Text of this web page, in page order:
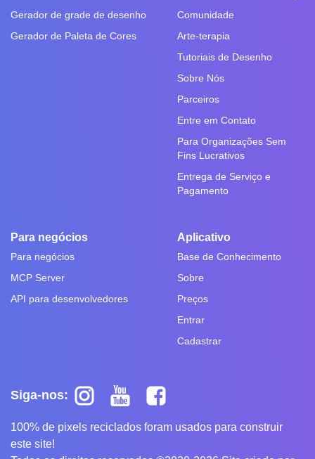
Gerador de grade de desenho
Gerador de Paleta de Cores
Comunidade
Arte-terapia
Tutoriais de Desenho
Sobre Nós
Parceiros
Entre em Contato
Para Organizações Sem
Fins Lucrativos
Entrega de Serviço e
Pagamento
Para negócios
Para negócios
MCP Server
API para desenvolvedores
Aplicativo
Base de Conhecimento
Sobre
Preços
Entrar
Cadastrar
Siga-nos:
100% de pixels reciclados foram usados para construir
este site!